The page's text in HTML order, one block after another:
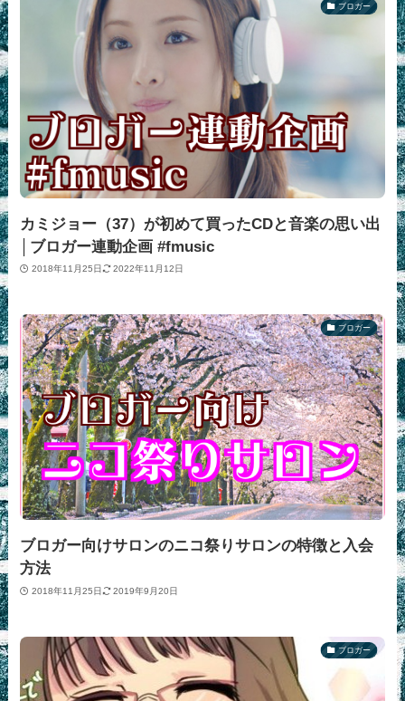
ブロガー
カミジョー（37）が初めて買ったCDと音楽の思い出
│ブロガー連動企画 #fmusic
2018年11月25日 2022年11月12日
ブロガー
ブロガー向けサロンのニコ祭りサロンの特徴と入会
方法
2018年11月25日 2019年9月20日
ブロガー